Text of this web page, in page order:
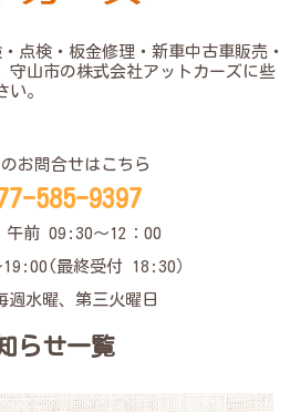
点検・板金修理・新車中古車販売・
守山市の株式会社アットカーズに些
。
お問合せはこちら
585-9397
午前 09:30〜12：00
最終受付 18:30）
週水曜、第三火曜日
らせ一覧